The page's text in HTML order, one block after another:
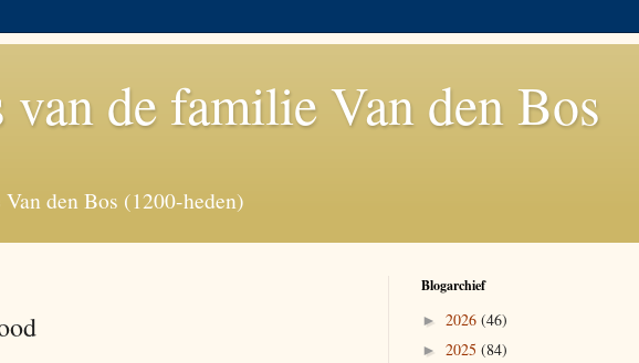
van de familie Van den Bos
den Bos (1200-heden)
Blogarchief
► 2026 (46)
► 2025 (84)